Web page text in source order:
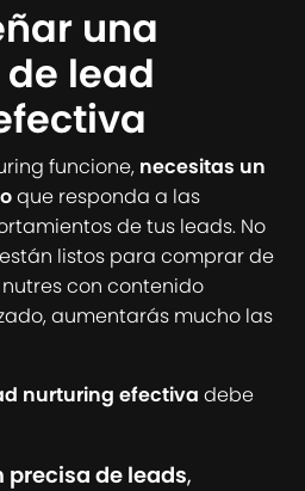
una
lead
funcione, necesitas un
que responda a las
de tus leads. No
listos para comprar de
con contenido
aumentarás mucho las
nurturing efectiva debe
precisa de leads,